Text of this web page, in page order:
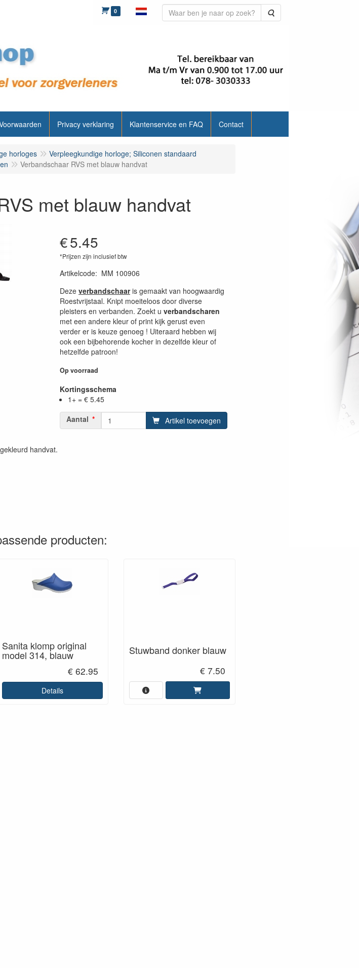
0 Zoeken
Privacy verklaring Klantenservice en FAQ Contact
horloges
Verpleegkundige horloge; Siliconen standaard
Verbandschaar RVS met blauw handvat
met blauw handvat
€5.45
*Prijzen zijn inclusief btw
Artikelcode: MM 100906
Deze verbandschaaris gemaakt van hoogwaardig
Roestvrijstaal. Knipt moeiteloos door diverse
pleisters en verbanden. Zoekt u verbandscharen
met een andere kleur of print kijk gerust even
verder er is keuze genoeg ! Uiteraard hebben wij
ook een bijbehorende kocher in dezelfde kleur of
hetzelfde patroon!
Op voorraad
Kortingsschema
1+ = € 5.45
Aantal
Artikel toevoegen
handvat.
producten:
Sanita klomp original
model 314, blauw
€ 62.95
Details
Stuwband donker blauw
€ 7.50